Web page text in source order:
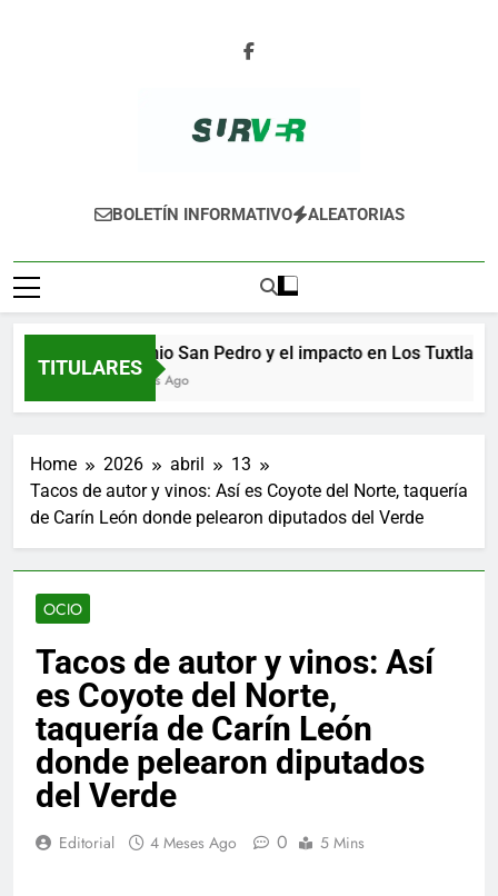
SURVER
BOLETÍN INFORMATIVO ALEATORIAS
TITULARES
Ingenio San Pedro y el impacto en Los Tuxtlas
6 Horas Ago
Home 2026 abril
13
Tacos de autor y vinos: Así es Coyote del Norte, taquería
de Carín León donde pelearon diputados del Verde
OCIO
Tacos de autor y vinos: Así
es Coyote del Norte,
taquería de Carín León
donde pelearon diputados
del Verde
Editorial 4 Meses Ago 0 5 Mins